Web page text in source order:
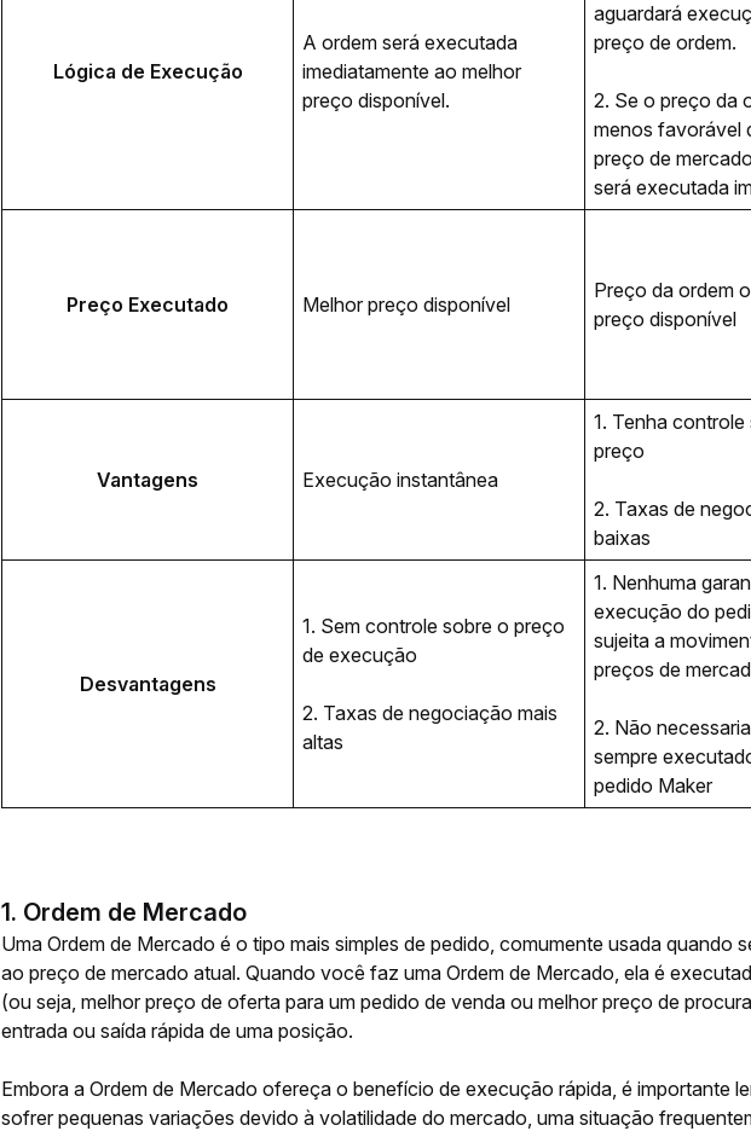
Lógica de Execução
A ordem será executada
imediatamente ao melhor
preço disponível.
aguardará
preço de ordem.
2. Se o preço da
menos favorável
preço de
Preço Executado Melhor preço disponível
Preço da ordem
preço disponível
Vantagens Execução instantânea
1. Tenha controle
preço
2. Taxas de
baixas
Desvantagens
1. Sem controle sobre o preço
de execução
2. Taxas de negociação mais
altas
1. Nenhuma
execução do
sujeita a
preços de
2. Não
sempre
pedido Maker
1. Ordem de Mercado
Uma Ordem de Mercado é o tipo mais simples de pedido, comumente usada quando
ao preço de mercado atual. Quando você faz uma Ordem de Mercado, ela é
(ou seja, melhor preço de oferta para um pedido de venda ou melhor preço de
entrada ou saída rápida de uma posição.
Embora a Ordem de Mercado ofereça o benefício de execução rápida, é importante
sofrer pequenas variações devido à volatilidade do mercado, uma situação